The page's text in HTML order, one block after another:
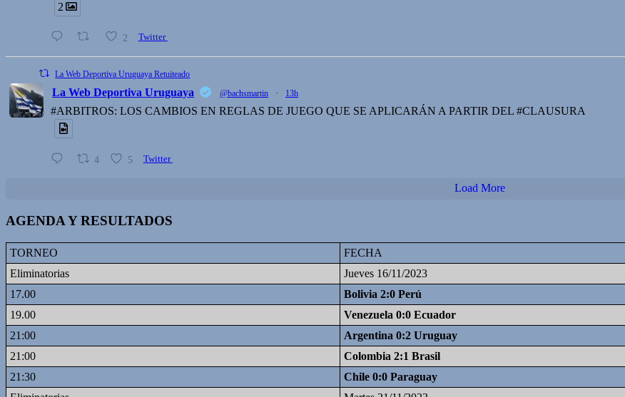
2
2 Twitter
La Web Deportiva Uruguaya Retuiteado
La Web Deportiva Uruguaya @bachsmartin · 13h
#ARBITROS: LOS CAMBIOS EN REGLAS DE JUEGO QUE SE APLICARÁN A PARTIR DEL #CLAUSURA
4 5 Twitter
Load More
AGENDA Y RESULTADOS
TORNEO
FECHA
Eliminatorias
Jueves 16/11/2023
17.00
Bolivia 2:0 Perú
19.00
Venezuela 0:0 Ecuador
21:00
Argentina 0:2 Uruguay
21:00
Colombia 2:1 Brasil
21:30
Chile 0:0 Paraguay